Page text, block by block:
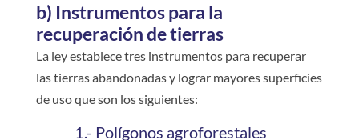
b) Instrumentos para la
recuperación de tierras
La ley establece tres instrumentos para recuperar
las tierras abandonadas y lograr mayores superficies
de uso que son los siguientes:
1.- Polígonos agroforestales